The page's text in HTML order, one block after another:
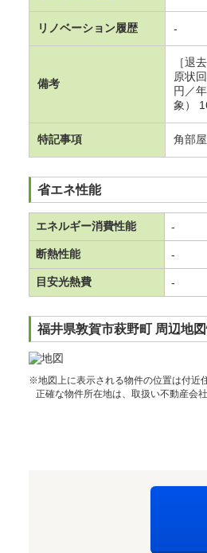
リノベーション履歴 -
備考
［退
原状
円／
象）
特記事項 角部屋
省エネ性能
エネルギー消費性能 -
断熱性能 -
目安光熱費 -
福井県敦賀市萩野町 周辺地
※地図上に表示される物件の位置は付近
正確な物件所在地は、取扱い不動産会